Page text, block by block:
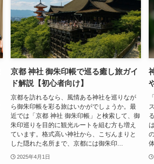
京都 神社 御朱印帳で巡る癒し旅ガイ
ド解説【初心者向け】
京都を訪れるなら、風情ある神社を巡りなが
ら御朱印帳を彩る旅はいかがでしょうか。最
近では「京都 神社 御朱印帳」と検索して、御
朱印巡りを目的に観光ルートを組む方も増え
ています。格式高い神社から、こぢんまりと
した隠れた名所まで、京都には御朱印...
2025年4月1日